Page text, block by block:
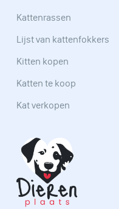
Kattenrassen
Lijst van kattenfokkers
Kitten kopen
Katten te koop
Kat verkopen